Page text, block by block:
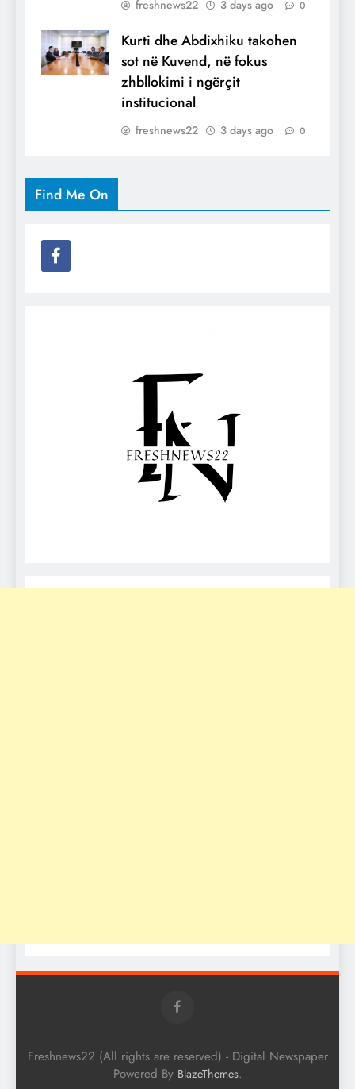
freshnews22 3 days ago 0
Kurti dhe Abdixhiku takohen
sot në Kuvend, në fokus
zhbllokimi i ngërçit
institucional
freshnews22 3 days ago 0
Find Me On
Freshnews22 (All rights are reserved) - Digital Newspaper
Powered By BlazeThemes.